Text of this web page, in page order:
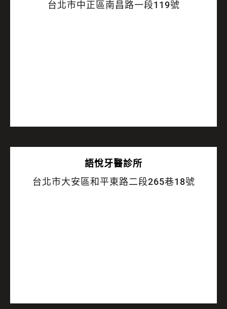
台北市中正區南昌路一段119號
語悅牙醫診所
台北市大安區和平東路二段265巷18號